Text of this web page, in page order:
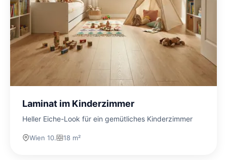
Laminat im Kinderzimmer
Heller Eiche-Look für ein gemütliches Kinderzimmer
Wien 10. 18 m²